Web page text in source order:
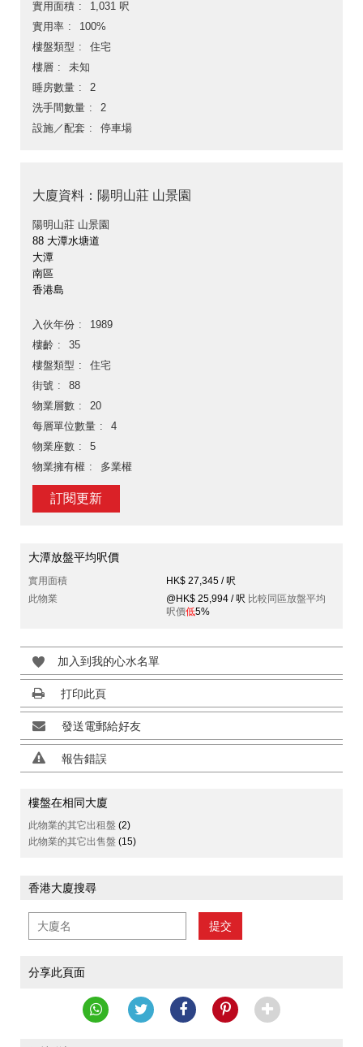
實用面積
1,031 呎
實用率
100%
樓盤類型
住宅
樓層
未知
睡房數量
2
洗手間數量
2
設施／配套
停車場
大廈資料：陽明山莊 山景園
陽明山莊 山景園
88 大潭水塘道
大潭
南區
香港島
入伙年份
1989
樓齡
35
樓盤類型
住宅
街號
88
物業層數
20
每層單位數量
4
物業座數
5
物業擁有權
多業權
訂閱更新
大潭放盤平均呎價
實用面積
HK$ 27,345 / 呎
此物業
@HK$ 25,994 / 呎 比較同區放盤平均
呎價低5%
加入到我的心水名單
打印此頁
發送電郵給好友
報告錯誤
樓盤在相同大廈
此物業的其它出租盤 (2)
此物業的其它出售盤 (15)
香港大廈搜尋
提交
分享此頁面